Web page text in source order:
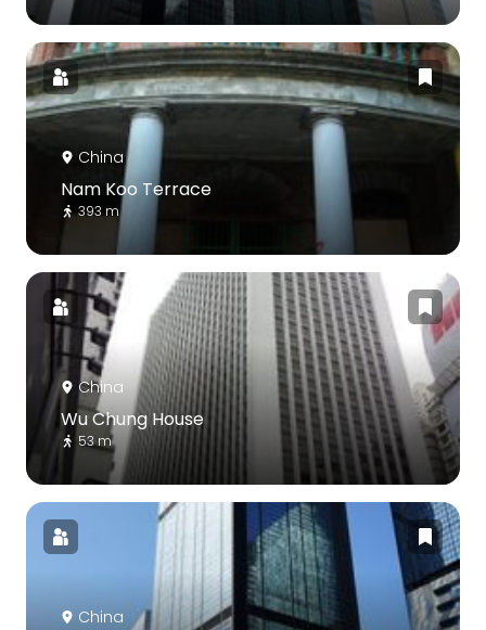
China
Nam Koo Terrace
393 m
China
Wu Chung House
53 m
China